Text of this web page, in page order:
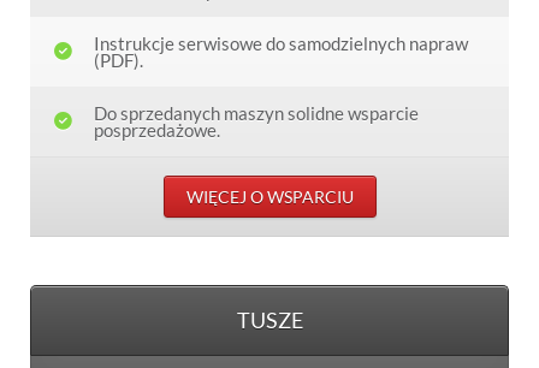
Instrukcje serwisowe do samodzielnych napraw
(PDF).
Do sprzedanych maszyn solidne wsparcie
posprzedażowe.
WIĘCEJ O WSPARCIU
TUSZE